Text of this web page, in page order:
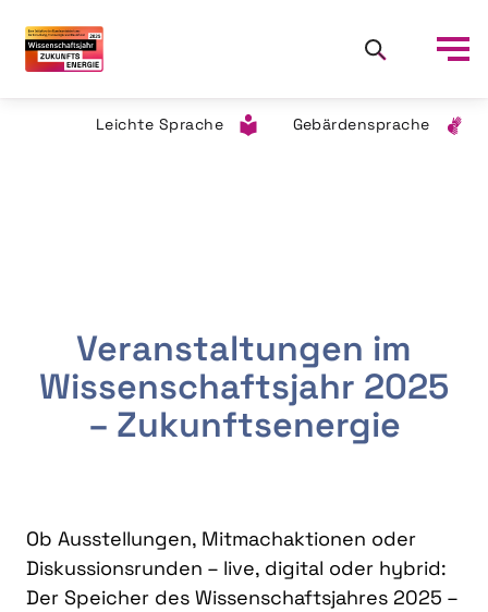
Leichte Sprache Gebärdensprache
Veranstaltungen im
Wissenschaftsjahr 2025
– Zukunftsenergie
Ob Ausstellungen, Mitmachaktionen oder
Diskussionsrunden – live, digital oder hybrid:
Der Speicher des Wissenschaftsjahres 2025 –